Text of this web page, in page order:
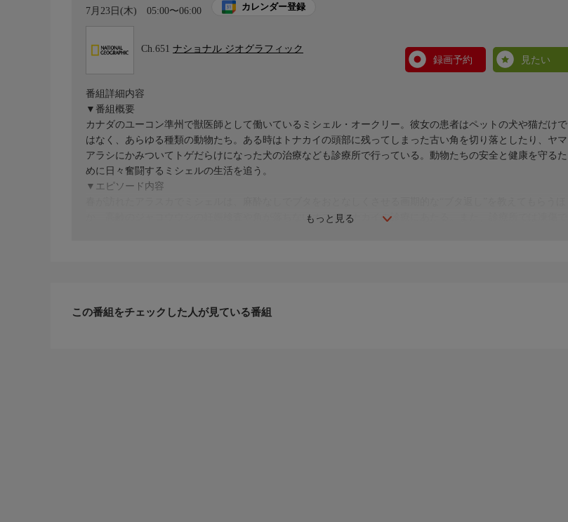
7月23日(木) 05:00〜06:00 カレンダー登録
Ch.651 ナショナル ジオグラフィック
録画予約
見たい
もっと見る
番組詳細内容
▼番組概要
カナダのユーコン準州で獣医師として働いているミシェル・オークリー。彼女の患者はペットの犬や猫だけで
はなく、あらゆる種類の動物たち。ある時はトナカイの頭部に残ってしまった古い角を切り落としたり、ヤマ
アラシにかみついてトゲだらけになった犬の治療なども診療所で行っている。動物たちの安全と健康を守るた
めに日々奮闘するミシェルの生活を追う。
▼エピソード内容
か、高齢のジャコウウシの妊娠検査や角が落ちないオスのトナカイの診療にあたる。また、診療所では凍傷で
この番組をチェックした人が見ている番組